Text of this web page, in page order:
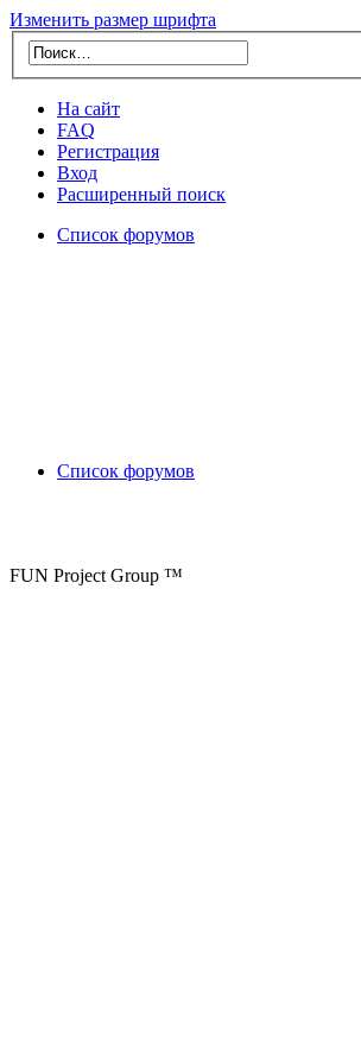
Изменить размер шрифта
На сайт
FAQ
Регистрация
Вход
Расширенный поиск
Список форумов
Список форумов
FUN Project Group ™